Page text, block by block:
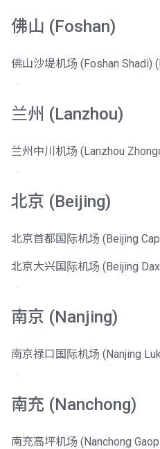
佛山 (Foshan)
佛山沙堤机场 (Foshan Shadi)
兰州 (Lanzhou)
兰州中川机场 (Lanzhou
北京 (Beijing)
北京首都国际机场 (Beijing
北京大兴国际机场 (Beijing
南京 (Nanjing)
南京禄口国际机场 (Nanjing
南充 (Nanchong)
南充高坪机场 (Nanchong